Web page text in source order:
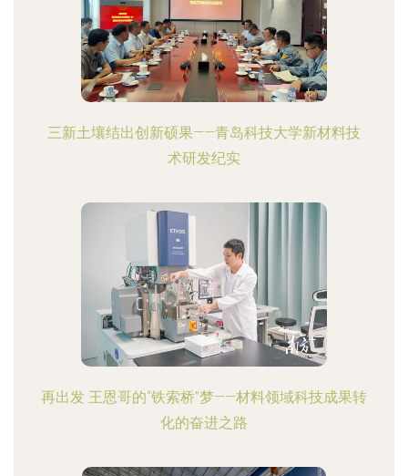
三新土壤结出创新硕果——青岛科技大学新材料技
术研发纪实
再出发 王恩哥的“铁索桥”梦——材料领域科技成果转
化的奋进之路